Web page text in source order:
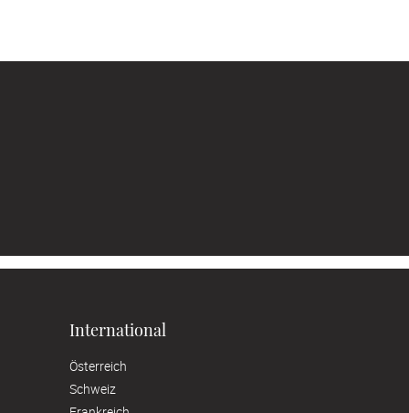
International
Österreich
Schweiz